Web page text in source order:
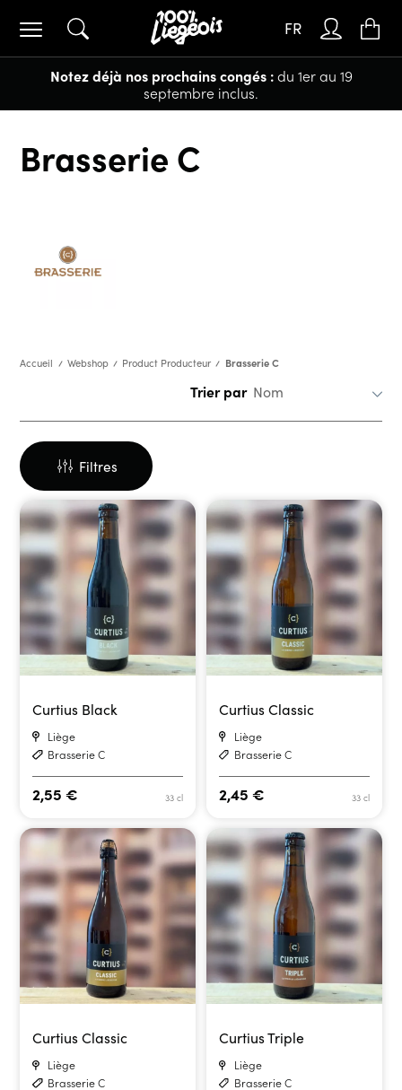
Notez déjà nos prochains congés :du 1er au 19
septembre inclus.
FR
Brasserie C
Accueil Webshop Product Producteur Brasserie C
Trier par
Filtres
Curtius Black
Liège
Brasserie C
33 cl
2,55€
Curtius Classic
Liège
Brasserie C
33 cl
2,45 €
Curtius Classic
Liège
Brasserie C
Curtius Triple
Liège
Brasserie C